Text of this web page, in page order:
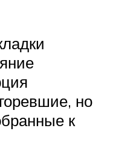
но
к